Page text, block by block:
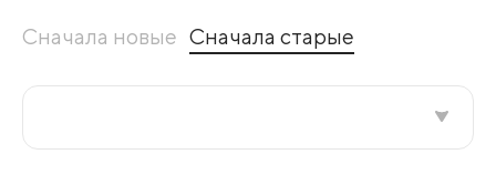
Сначала новые Сначала старые